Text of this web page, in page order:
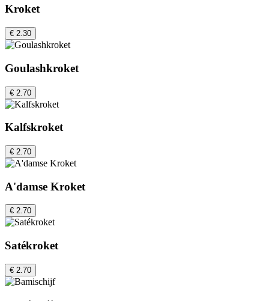
Kroket
€ 2.30
Goulashkroket
€ 2.70
Kalfskroket
€ 2.70
A'damse Kroket
€ 2.70
Satékroket
€ 2.70